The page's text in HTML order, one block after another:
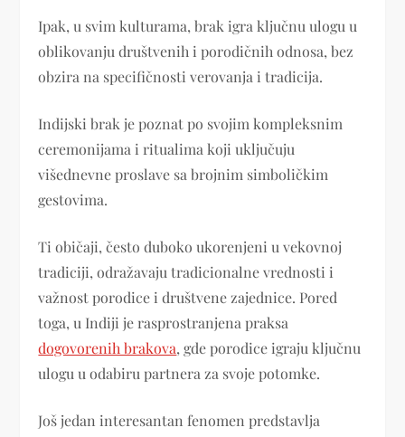
Ipak, u svim kulturama, brak igra ključnu ulogu u
oblikovanju društvenih i porodičnih odnosa, bez
obzira na specifičnosti verovanja i tradicija.
Indijski brak je poznat po svojim kompleksnim
ceremonijama i ritualima koji uključuju
višednevne proslave sa brojnim simboličkim
gestovima.
Ti običaji, često duboko ukorenjeni u vekovnoj
tradiciji, odražavaju tradicionalne vrednosti i
važnost porodice i društvene zajednice. Pored
toga, u Indiji je rasprostranjena praksa
dogovorenih brakova, gde porodice igraju ključnu
ulogu u odabiru partnera za svoje potomke.
Još jedan interesantan fenomen predstavlja